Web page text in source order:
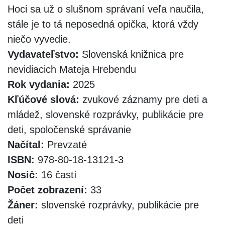
Hoci sa už o slušnom správaní veľa naučila,
stále je to tá neposedná opička, ktorá vždy
niečo vyvedie.
Vydavateľstvo: Slovenská knižnica pre
nevidiacich Mateja Hrebendu
Rok vydania: 2025
Kľúčové slová: zvukové záznamy pre deti a
mládež, slovenské rozprávky, publikácie pre
deti, spoločenské správanie
Načítal: Prevzaté
ISBN: 978-80-18-13121-3
Nosič: 16 častí
Počet zobrazení: 33
Žáner: slovenské rozprávky, publikácie pre
deti